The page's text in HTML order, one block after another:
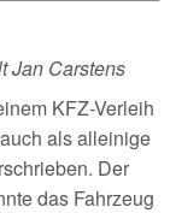
Jan Carstens
KFZ-Verleih
als alleinige
Der
das Fahrzeug